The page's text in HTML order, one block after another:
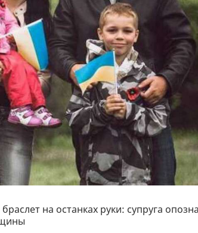
на останках руки: супруга